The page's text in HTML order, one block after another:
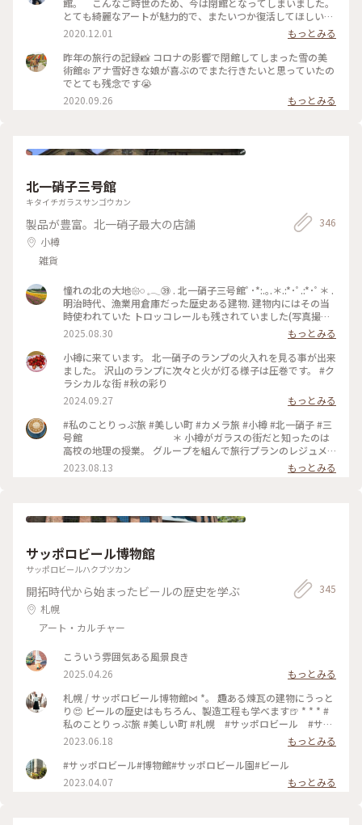
館。 こんなご時世のため、今は閉館となってしまいました。
とても綺麗なアートが魅力的で、またいつか復活してほしい
と、市民が声をあげてSNSでアップして応援の声もあがってい
ます。 アナ雪が流行った頃は、ここでポーズを決めて撮影した
り、ウエディングでも人気なスポットでした❀ #アートと建築
#旭川 #わたしの街 #雪の美術館 #アート #風景 #観光スポット
2020.12.01
もっとみる
昨年の旅行の記録📸 コロナの影響で閉館してしまった雪の美
術館❄️ アナ雪好きな娘が喜ぶのでまた行きたいと思っていたの
でとても残念です😭
2020.09.26
もっとみる
北一硝子三号館
キタイチガラスサンゴウカン
製品が豊富。北一硝子最大の店舗
小樽
雑貨
346
憧れの北の大地𑁍𓏸 𓈒𓂃㊴ . 北一硝子三号館ﾟ･*:.｡.＊.:*･ﾟ.:*･ﾟ＊ .
明治時代、漁業用倉庫だった歴史ある建物. 建物内にはその当
時使われていた トロッコレールも残されていました(写真撮り
忘れてますが😅) . ガラス製品もフロアごとにテーマ別の多彩な
ガラスがそろっていました(こちらも写真無し💦) . 入り口近く
の北一ホールが目に止まり 並んでる人も少なかったので入っ
て見ました. 入り口でショーケースの商品を見て 先にお会計を
してセルフサービスで席を探します. 入った瞬間からほとんど
真っ暗で見えなかったのですが、だんだんと目が慣れてきて
周りの幻想的な景色にうっとりでした✨ 私はミルクティソフト
主人はコーヒーフロートに. . 石造り倉庫を活用した167個の石
油ランプの明かりが照らす幻想的な空間. 奥の席に着くと石油
ランプの匂いがほんのり暖かく漂っていました. 周りの席は満
席に近かったですが、暗いので 全然気になりません. いつまで
も眺めていたい風景でした. . 5枚目の写真は北一硝子1番奥の喫
ホール #幻想的な空間 #浮き球 #ミルクティーソフト #ランプ #
2025.08.30
もっとみる
小樽に来ています。 北一硝子のランプの火入れを見る事が出来
ました。 沢山のランプに次々と火が灯る様子は圧巻です。 #ク
ラシカルな街 #秋の彩り
2024.09.27
もっとみる
#私のことりっぷ旅 #美しい町 #カメラ旅 #小樽 #北一硝子 #三
号館 ＊ 小樽がガラスの街だと知ったのは
高校の地理の授業。 グループを組んで旅行プランのレジュメ
を 提出しなさいと課題が出たんです🧐why❓ 友達と旅行先に選
んだのが北海道で 2月だったので札幌雪祭りをメインに日程を
ジュールを組んだ記憶😂 その時も『小樽でガラス細工のお土
身を置くだけで ワクワクが止まらない✨ 元はニシン漁の倉庫
の建物、漁に使うブイ（浮き玉）造りからガラス製品が盛んに
なった事。 歴史あってこそ 今の賑わいがここにあるんですね
😌 ＊ お目当ての林檎🍎は迷う事なく 2色
2023.08.13 もっとみる
サッポロビール博物館
サッポロビールハクブツカン
開拓時代から始まったビールの歴史を学ぶ
札幌
アート・カルチャー
345
こういう雰囲気ある風景良き
2025.04.26
もっとみる
札幌 / サッポロビール博物館⋈ *。 趣ある煉瓦の建物にうっと
り😍 ビールの歴史はもちろん、製造工程も学べます🍺 * * * #
私のことりっぷ旅 #美しい町 #札幌 #サッポロビール #サッ
ポロビール博物館 #北海道旅行 #札幌観光
2023.06.18
もっとみる
#サッポロビール#博物館#サッポロビール園#ビール
2023.04.07
もっとみる